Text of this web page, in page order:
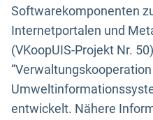
Softwarekomponenten
Internetportalen und
(VKoopUIS-Projekt Nr.
“Verwaltungskooperation
entwickelt. Nähere